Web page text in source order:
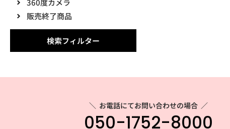
360度カメラ
販売終了商品
検索フィルター
＼ お電話にてお問い合わせの場合 ／
050-1752-8000